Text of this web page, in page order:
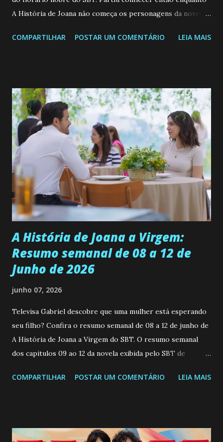
A História de Joana não começa os personagens da novela?
de 25/05/26 a 31/05/26 JOANA GUADALUPE (Camila
permanecer virgem até encontrar o homem que realmente
ama, o que não é fácil, já que dedica todas as suas energias a
se aprimorar, trabalhando, estudando e se orgulhando de
ser a primeira mulher da família a ingressar na
universidade. Ela tem uma personalidade muito alegre, é
muito madura para a idade, determinada, criativa e
empática. Detesta injustiças e é uma ótima amiga. Pode ser
teimosa e muito persistente quando decide fazer algo.
Durante um exame ginecológico, ela é inseminada por eng...
COMPARTILHAR POSTAR UM COMENTÁRIO LEIA MAIS
A História de Joana a Virgem:
Resumo semanal de 08 a 12 de
Junho de 2026
junho 07, 2026
Televisa Gabriel descobre que uma mulher está esperando
seu filho? Confira o resumo semanal de 08 a 12 de junho de
A História de Joana a Virgem do SBT. O resumo semanal
dos capitulos 09 ao 12 da novela exibida pelo SBT de
a Programação Semanal do SBT de 08/06/26 a 14/06/26
confessa a Gabriel que ele demonstrou ser o tipo de
COMPARTILHAR POSTAR UM COMENTÁRIO LEIA MAIS